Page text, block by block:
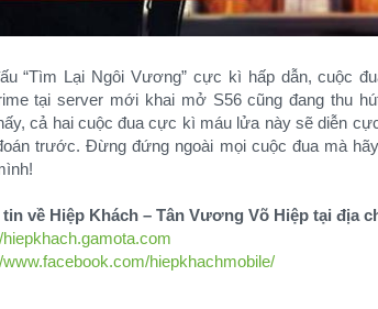
“Tìm Lại Ngôi Vương” cực kì hấp dẫn, cuộc
tại server mới khai mở S56 cũng đang thu
cả hai cuộc đua cực kì máu lửa này sẽ diễn
trước. Đừng đứng ngoài mọi cuộc đua mà
về Hiệp Khách – Tân Vương Võ Hiệp tại địa
hiepkhach.gamota.com
www.facebook.com/hiepkhachmobile/